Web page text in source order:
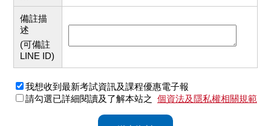
備註描
述
(可備註
LINE ID)
我想收到最新考試資訊及課程優惠電子報
請勾選已詳細閱讀及了解本站之 個資法及隱私權相關規範